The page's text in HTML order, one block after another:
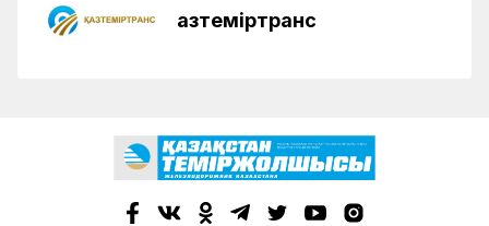
Қазтеміртранс